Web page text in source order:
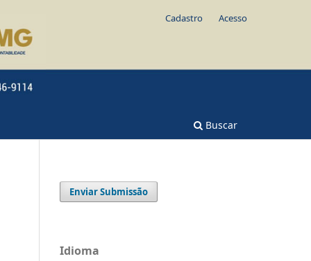
Buscar
Cadastro Acesso
Enviar Submissão
Idioma